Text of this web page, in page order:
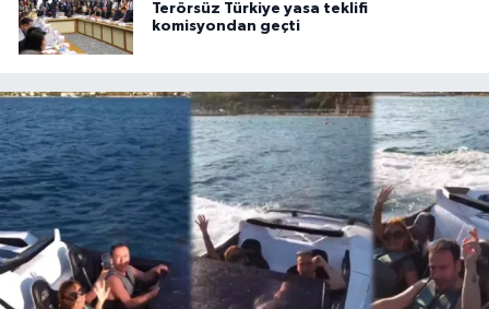
Terörsüz Türkiye yasa teklifi
komisyondan geçti